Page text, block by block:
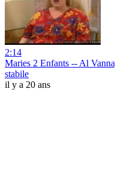
2:14
Maries 2 Enfants -- Al
stabile
il y a 20 ans